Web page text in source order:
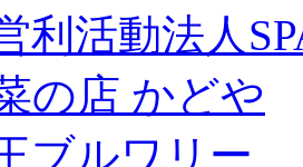
利活動法人
の店 かどや
ブルワリー